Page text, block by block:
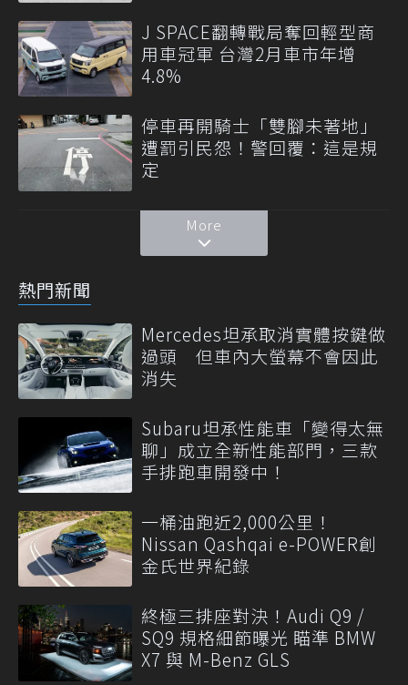
J SPACE翻轉戰局奪回輕型商
用車冠軍 台灣2月車市年增
4.8%
停車再開騎士「雙腳未著地」
遭罰引民怨！警回覆：這是規
定
More
熱門新聞
Mercedes坦承取消實體按鍵做
過頭 但車內大螢幕不會因此
消失
Subaru坦承性能車「變得太無
聊」成立全新性能部門，三款
手排跑車開發中！
一桶油跑近2,000公里！
Nissan Qashqai e-POWER創
金氏世界紀錄
終極三排座對決！Audi Q9 /
SQ9 規格細節曝光 瞄準 BMW
X7 與 M-Benz GLS